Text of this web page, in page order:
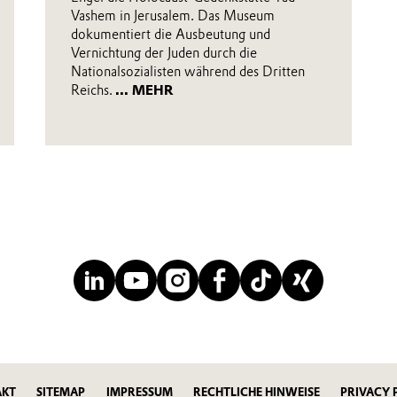
Vashem in Jerusalem. Das Museum
dokumentiert die Ausbeutung und
Vernichtung der Juden durch die
Nationalsozialisten während des Dritten
Reichs. ... MEHR
SITEMAP IMPRESSUM RECHTLICHE HINWEISE PRIVACY